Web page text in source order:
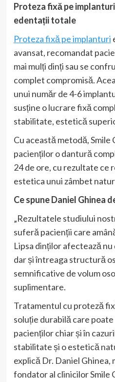
Proteza fixă pe
edentații totale
Proteza fixă pe implanturi
avansat, recomandat
mai mulți dinți sau se
complet compromisă.
unui număr de 4-6
susține o lucrare fixă
stabilitate, estetică
Cu această metodă,
pacienților o dantură
24 de ore, cu rezultate ce
estetica unui zâmbet
Ce spune Daniel Ghinea
„Rezultatele studiului
suferă pacienții care
Lipsa dinților afectează
dar și întreaga structură
semnificative de volum
suplimentare.
Tratamentul cu proteză
soluție durabilă care
pacienților chiar și în
stabilitate și o estetică
explică Dr. Daniel Ghinea,
fondator al clinicilor Smile